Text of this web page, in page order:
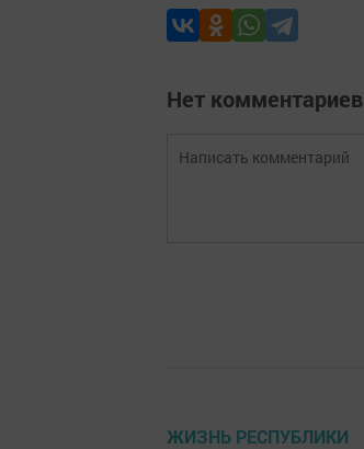
Нет комментариев
ЖИЗНЬ РЕСПУБЛИКИ